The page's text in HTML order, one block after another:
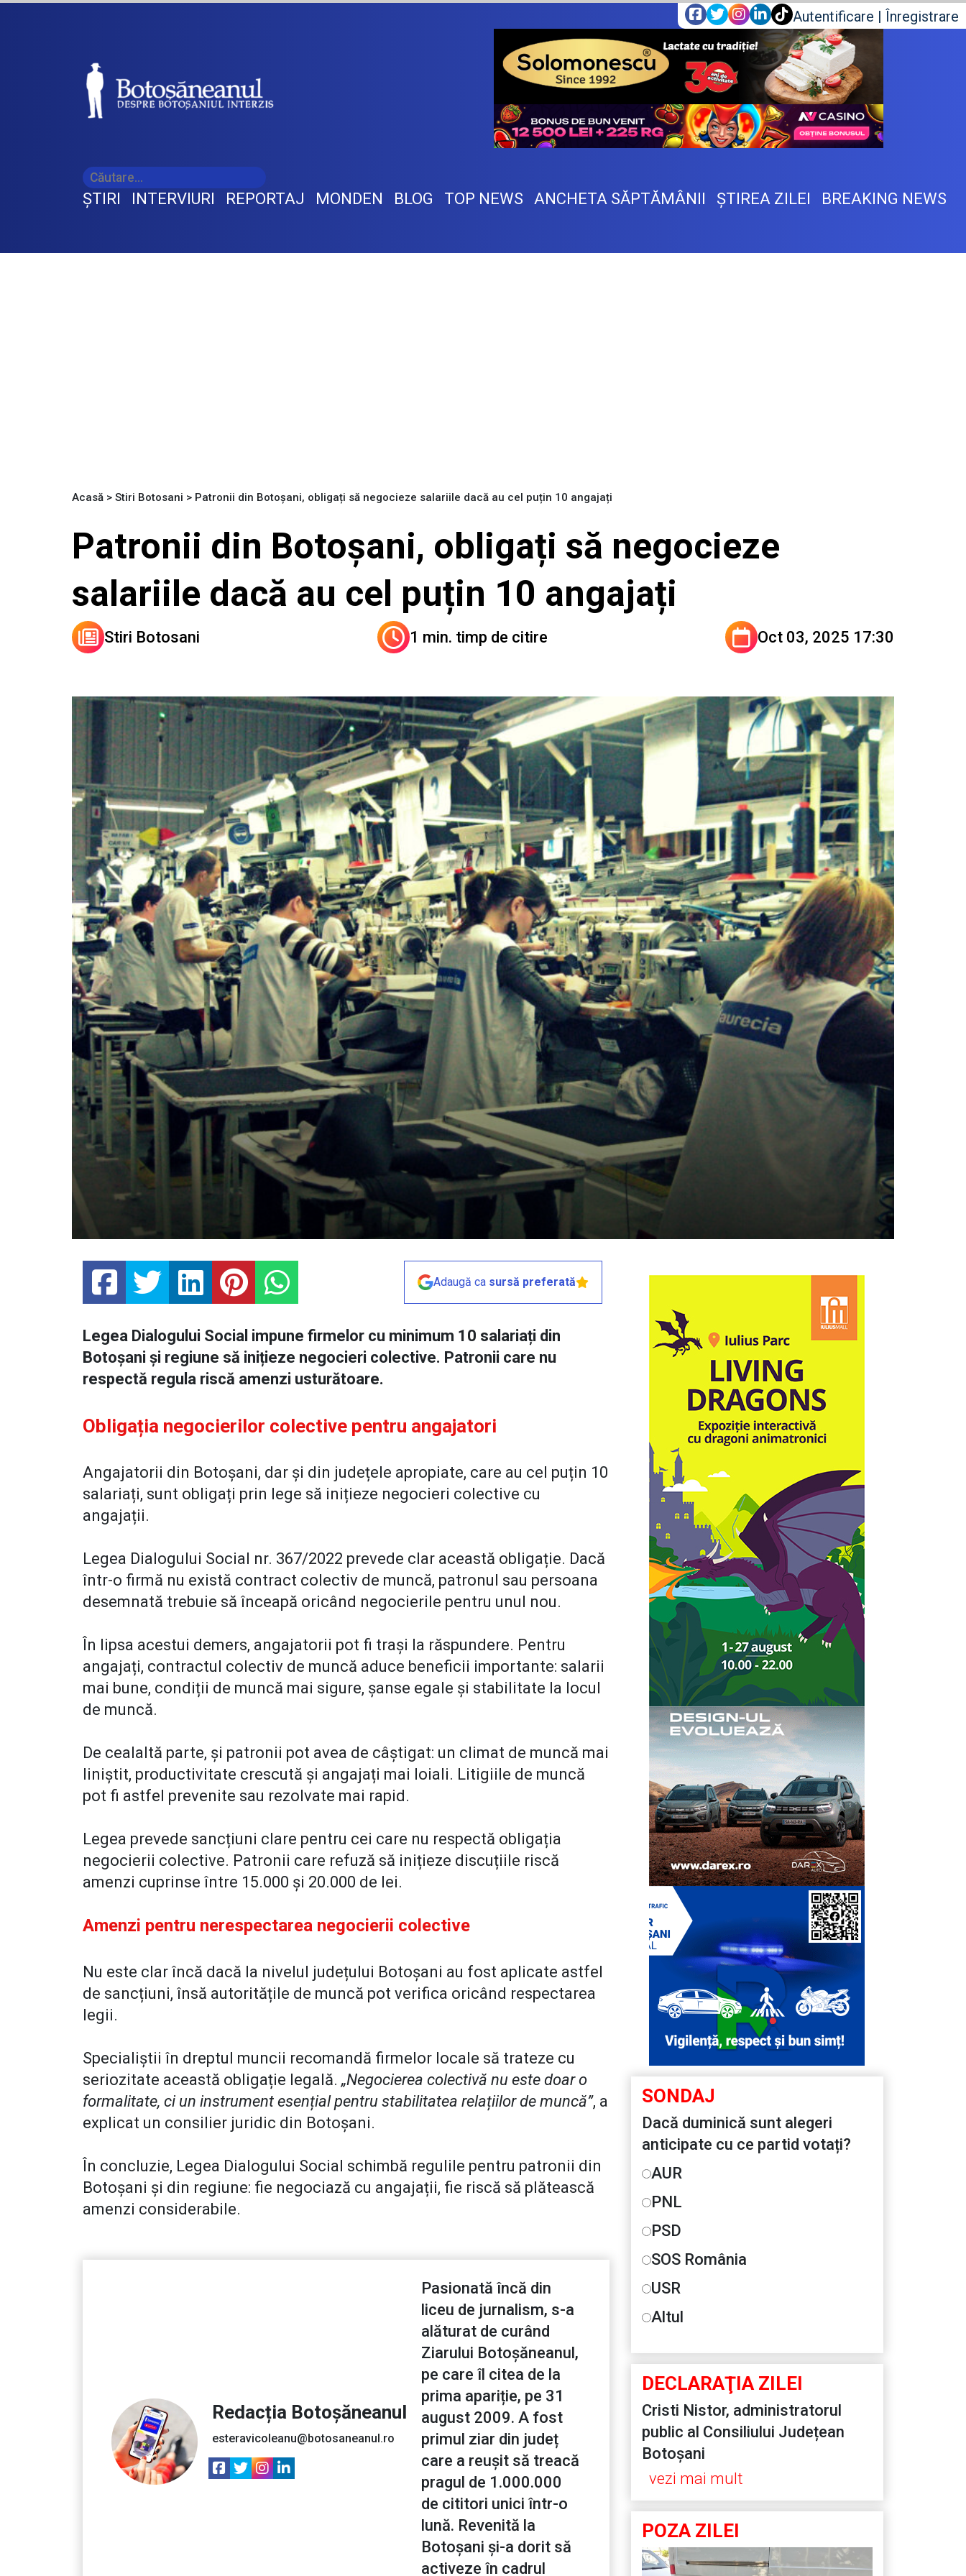
Autentificare | Înregistrare
ŞTIRI INTERVIURI REPORTAJ MONDEN BLOG TOP NEWS ANCHETA SĂPTĂMÂNII ŞTIREA ZILEI BREAKING NEWS
Acasă > Stiri Botosani > Patronii din Botoșani, obligați să negocieze salariile dacă au cel puțin 10 angajați
Patronii din Botoșani, obligați să negocieze
salariile dacă au cel puțin 10 angajați
Stiri Botosani 1 min. timp de citire Oct 03, 2025 17:30
Adaugă ca sursă preferată
Legea Dialogului Social impune firmelor cu minimum 10 salariați din
Botoșani și regiune să inițieze negocieri colective. Patronii care nu
respectă regula riscă amenzi usturătoare.
Obligația negocierilor colective pentru angajatori
Angajatorii din Botoșani, dar și din județele apropiate, care au cel puțin 10
salariați, sunt obligați prin lege să inițieze negocieri colective cu
angajații.
Legea Dialogului Social nr. 367/2022 prevede clar această obligație. Dacă
într-o firmă nu există contract colectiv de muncă, patronul sau persoana
desemnată trebuie să înceapă oricând negocierile pentru unul nou.
În lipsa acestui demers, angajatorii pot fi trași la răspundere. Pentru
angajați, contractul colectiv de muncă aduce beneficii importante: salarii
mai bune, condiții de muncă mai sigure, șanse egale și stabilitate la locul
de muncă.
De cealaltă parte, și patronii pot avea de câștigat: un climat de muncă mai
liniștit, productivitate crescută și angajați mai loiali. Litigiile de muncă
pot fi astfel prevenite sau rezolvate mai rapid.
Legea prevede sancțiuni clare pentru cei care nu respectă obligația
negocierii colective. Patronii care refuză să inițieze discuțiile riscă
amenzi cuprinse între 15.000 și 20.000 de lei.
Amenzi pentru nerespectarea negocierii colective
Nu este clar încă dacă la nivelul județului Botoșani au fost aplicate astfel
de sancțiuni, însă autoritățile de muncă pot verifica oricând respectarea
legii.
Specialiștii în dreptul muncii recomandă firmelor locale să trateze cu
seriozitate această obligație legală. „Negocierea colectivă nu este doar o
formalitate, ci un instrument esențial pentru stabilitatea relațiilor de muncă”, a
explicat un consilier juridic din Botoșani.
În concluzie, Legea Dialogului Social schimbă regulile pentru patronii din
Botoșani și din regiune: fie negociază cu angajații, fie riscă să plătească
amenzi considerabile.
Redacția Botoșăneanul
esteravicoleanu@botosaneanul.ro
Pasionată încă din
liceu de jurnalism, s-a
alăturat de curând
Ziarului Botoșăneanul,
pe care îl citea de la
prima apariție, pe 31
august 2009. A fost
primul ziar din județ
care a reușit să treacă
pragul de 1.000.000
de cititori unici într-o
lună. Revenită la
Botoșani și-a dorit să
activeze în cadrul
SONDAJ
Dacă duminică sunt alegeri
anticipate cu ce partid votați?
AUR
PNL
PSD
SOS România
USR
Altul
DECLARAŢIA ZILEI
Cristi Nistor, administratorul
public al Consiliului Județean
Botoșani
vezi mai mult
POZA ZILEI